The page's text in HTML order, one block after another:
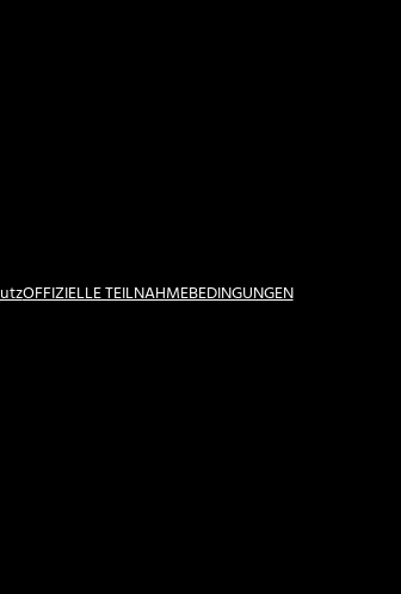
OFFIZIELLE TEILNAHMEBEDINGUNGEN